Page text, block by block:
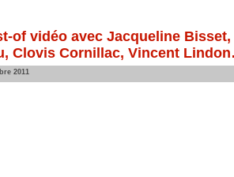
of vidéo avec Jacqueline
Clovis Cornillac, Vincent
2011